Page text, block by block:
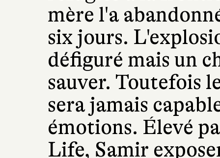
mère l'a
six jours.
défiguré mais un
sauver. Toutefois
sera jamais
émotions. Élevé
Life, Samir